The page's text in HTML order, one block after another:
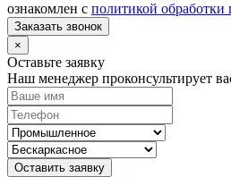
ознакомлен с политикой
Заказать звонок
×
Оставьте заявку
Наш менеджер проконсультирует
Оставить заявку